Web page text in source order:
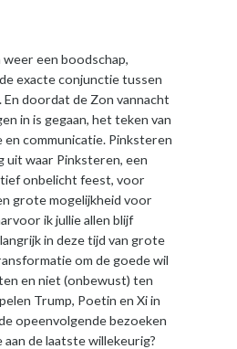
een boodschap,
exacte conjunctie tussen
En doordat de Zon vannacht
in is gegaan, het teken van
communicatie. Pinksteren
uit waar Pinksteren, een
onbelicht feest, voor
grote mogelijkheid voor
ik jullie allen blijf
in deze tijd van grote
om de goede wil
en niet (onbewust) ten
Trump, Poetin en Xi in
opeenvolgende bezoeken
de laatste willekeurig?